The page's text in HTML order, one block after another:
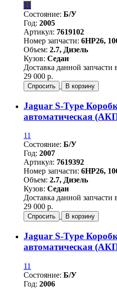
11
Состояние: Б/У
Год: 2005
Артикул: 7619102
Номер запчасти: 6HP26,
Объем: 2.7, Дизель
Кузов: Седан
Доставка данной
29 000 р.
Спросить В корзину
Jaguar S-Type
автоматическая
11
Состояние: Б/У
Год: 2007
Артикул: 7619392
Номер запчасти: 6HP26,
Объем: 2.7, Дизель
Кузов: Седан
Доставка данной
29 000 р.
Спросить В корзину
Jaguar S-Type
автоматическая
11
Состояние: Б/У
Год: 2006